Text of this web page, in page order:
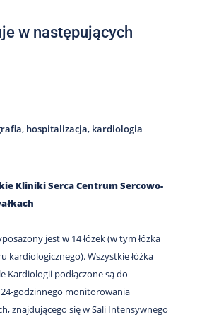
w następujących
, hospitalizacja, kardiologia
Kliniki Serca Centrum Sercowo-
jest w 14 łóżek (w tym łóżka
kardiologicznego). Wszystkie łóżka
Kardiologii podłączone są do
godzinnego monitorowania
znajdującego się w Sali Intensywnego